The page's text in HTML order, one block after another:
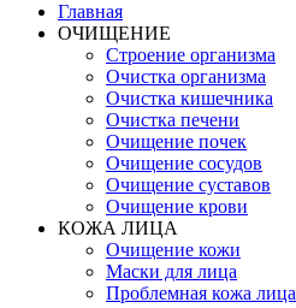
Главная
ОЧИЩЕНИЕ
Строение организма
Очистка организма
Очистка кишечника
Очистка печени
Очищение почек
Очищение сосудов
Очищение суставов
Очищение крови
КОЖА ЛИЦА
Очищение кожи
Маски для лица
Проблемная кожа лица